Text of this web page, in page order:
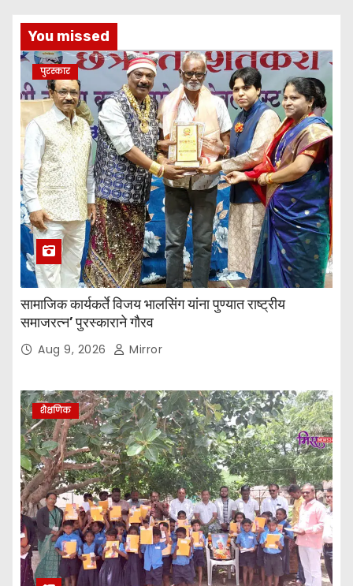
You missed
पुरस्कार
सामाजिक कार्यकर्ते विजय भालसिंग यांना पुण्यात राष्ट्रीय
समाजरत्न’ पुरस्काराने गौरव
Aug 9, 2026 Mirror
शैक्षणिक